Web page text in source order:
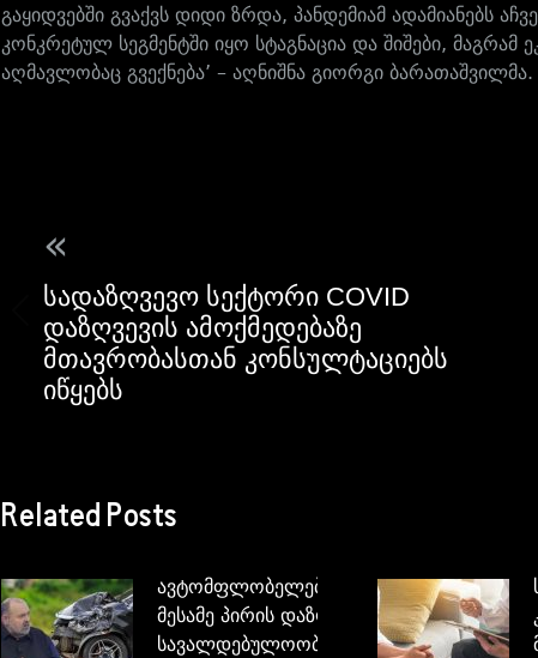
გაყიდვებში გვაქვს დიდი ზრდა, პანდემიამ ადამიანებს
კონკრეტულ სეგმენტში იყო სტაგნაცია და შიშები,
აღმავლობაც გვექნება’ – აღნიშნა გიორგი ბარათაშვილმა.
«
სადაზღვევო სექტორი COVID
დაზღვევის ამოქმედებაზე
მთავრობასთან კონსულტაციებს
იწყებს
Related Posts
ავტომფლობელებისათვის
მესამე პირის დაზღვევის
სავალდებულოობის